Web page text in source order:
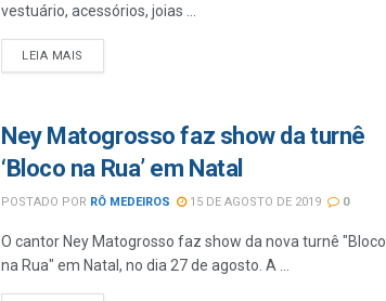
vestuário, acessórios, joias ...
LEIA MAIS
Ney Matogrosso faz show da turnê
‘Bloco na Rua’ em Natal
POSTADO POR RÔ MEDEIROS 15 DE AGOSTO DE 2019 0
O cantor Ney Matogrosso faz show da nova turnê "Bloco
na Rua" em Natal, no dia 27 de agosto. A ...